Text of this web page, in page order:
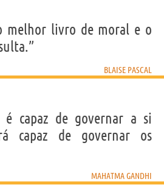
melhor livro de moral e o
BLAISE PASCAL
é capaz de governar a si
capaz de governar os
MAHATMA GANDHI